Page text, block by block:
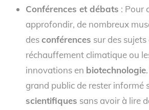
Conférences et débats : Pour
approfondir, de nombreux
desconférences sur des
réchauffement climatique ou
innovations en biotechnologie
grand public de rester informé
scientifiques sans avoir à lire